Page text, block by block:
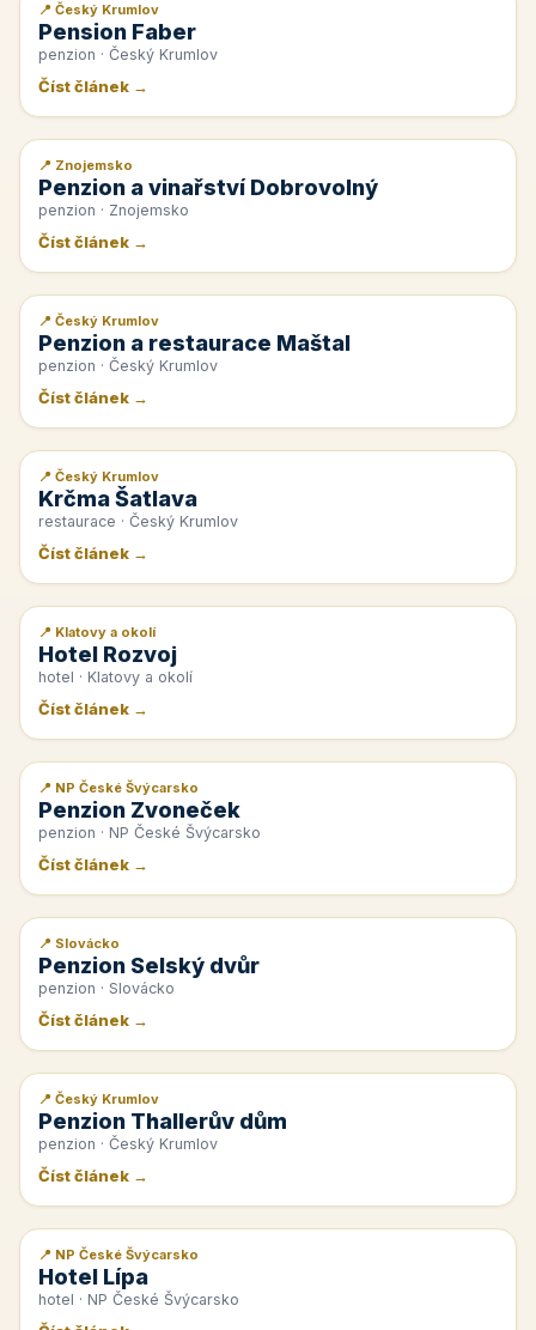
📰 PR článek
📍 Český Krumlov
Pension Faber
penzion · Český Krumlov
Číst článek →
📰 PR článek
📍 Znojemsko
Penzion a vinařství Dobrovolný
penzion · Znojemsko
Číst článek →
📰 PR článek
📍 Český Krumlov
Penzion a restaurace Maštal
penzion · Český Krumlov
Číst článek →
📰 PR článek
📍 Český Krumlov
Krčma Šatlava
restaurace · Český Krumlov
Číst článek →
📰 PR článek
📍 Klatovy a okolí
Hotel Rozvoj
hotel · Klatovy a okolí
Číst článek →
📰 PR článek
📍 NP České Švýcarsko
Penzion Zvoneček
penzion · NP České Švýcarsko
Číst článek →
📰 PR článek
📍 Slovácko
Penzion Selský dvůr
penzion · Slovácko
Číst článek →
📰 PR článek
📍 Český Krumlov
Penzion Thallerův dům
penzion · Český Krumlov
Číst článek →
📰 PR článek
📍 NP České Švýcarsko
Hotel Lípa
hotel · NP České Švýcarsko